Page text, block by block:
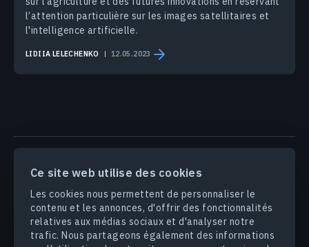
Ce site web utilise des cookies
Les cookies nous permettent de personnaliser le
contenu et les annonces, d'offrir des fonctionnalités
relatives aux médias sociaux et d'analyser notre
trafic. Nous partageons également des informations
l’attention particulière sur les images satellitaires et
l'intelligence artificielle.
LIDIIA LELECHENKO 12.05.2023
INDUSTRIES
ENTREPRISE